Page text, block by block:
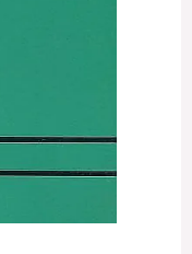
są
potrzebne